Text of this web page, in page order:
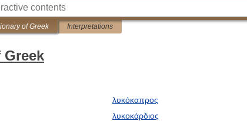
of Greek Interpretations
λυκόκαπρος
λυκοκάρδιος